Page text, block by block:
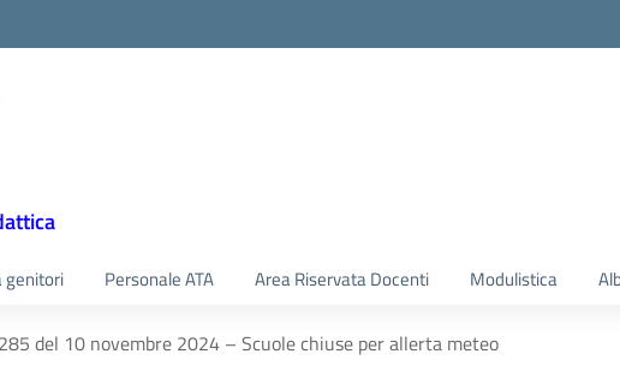
genitori Personale ATA Area Riservata Docenti Modulistica
del 10 novembre 2024 – Scuole chiuse per allerta meteo